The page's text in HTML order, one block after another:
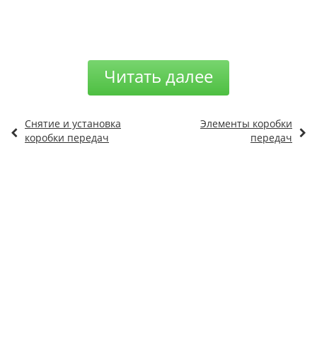
Читать далее
Снятие и установка
коробки передач
Элементы коробки
передач